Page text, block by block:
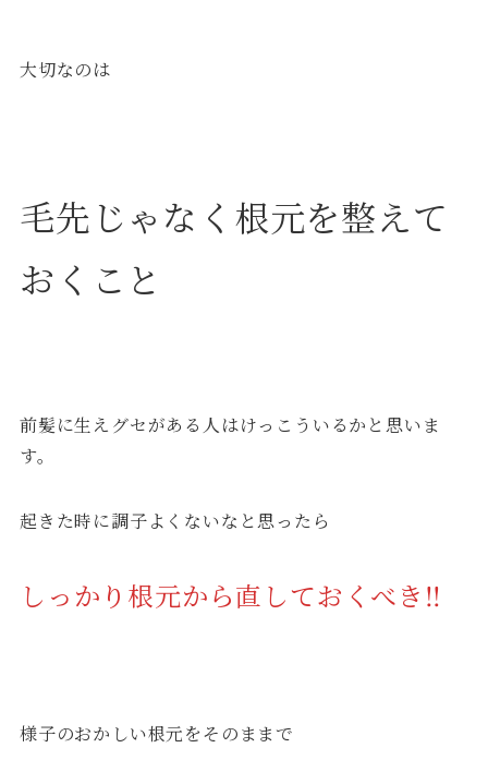
大切なのは
毛先じゃなく根元を整えて
おくこと
前髪に生えグセがある人はけっこういるかと思いま
す。
起きた時に調子よくないなと思ったら
しっかり根元から直しておくべき‼︎
様子のおかしい根元をそのままで